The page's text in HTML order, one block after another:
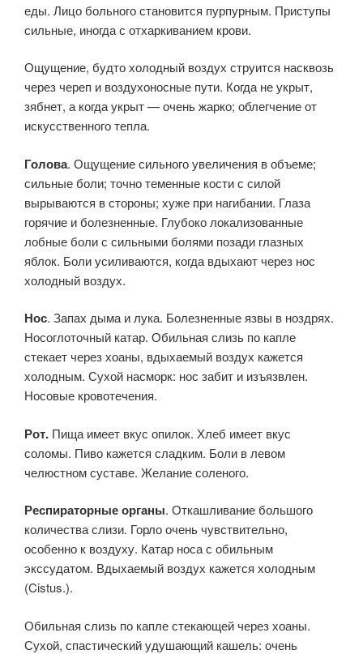
еды. Лицо больного становится пурпурным. Приступы
сильные, иногда с отхаркиванием крови.
Ощущение, будто холодный воздух струится насквозь
через череп и воздухоносные пути. Когда не укрыт,
зябнет, а когда укрыт — очень жарко; облегчение от
искусственного тепла.
Голова. Ощущение сильного увеличения в объеме;
сильные боли; точно теменные кости с силой
вырываются в стороны; хуже при нагибании. Глаза
горячие и болезненные. Глубоко локализованные
лобные боли с сильными болями позади глазных
яблок. Боли усиливаются, когда вдыхают через нос
холодный воздух.
Нос. Запах дыма и лука. Болезненные язвы в ноздрях.
Носоглоточный катар. Обильная слизь по капле
стекает через хоаны, вдыхаемый воздух кажется
холодным. Сухой насморк: нос забит и изъязвлен.
Носовые кровотечения.
Рот. Пища имеет вкус опилок. Хлеб имеет вкус
соломы. Пиво кажется сладким. Боли в левом
челюстном суставе. Желание соленого.
Респираторные органы. Откашливание большого
количества слизи. Горло очень чувствительно,
особенно к воздуху. Катар носа с обильным
экссудатом. Вдыхаемый воздух кажется холодным
(Cistus.).
Обильная слизь по капле стекающей через хоаны.
Сухой, спастический удушающий кашель: очень